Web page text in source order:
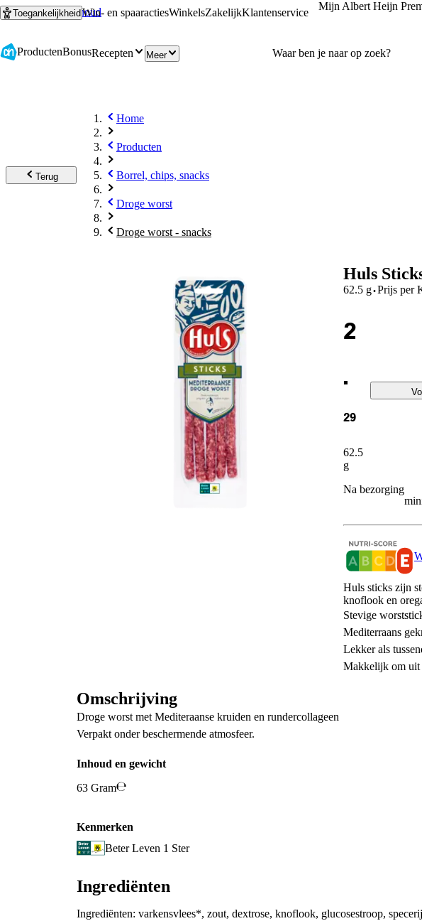
Ga naar hoofdinhoud
Ga naar zoeken
ToegankelijkheidWin- en spaaractiesWinkelsZakelijkKlantenservice
Mijn Albert Heijn
ProductenBonusRecepten Meer
Terug
Home
Producten
Borrel, chips, snacks
Droge worst
Droge worst - snacks
Huls
62.5 g·Prijs per
2
.
29
62.5
g
Na bezorging
Huls sticks zijn
knoflook en
Stevige
Mediterraans
Lekker als
Makkelijk om uit
Omschrijving
Droge worst met Mediteraanse kruiden en rundercollageen
Verpakt onder beschermende atmosfeer.
Inhoud en gewicht
63 Gram
Kenmerken
Beter Leven 1 Ster
Ingrediënten
Ingrediënten: varkensvlees*, zout, dextrose, knoflook, glucosestroop,